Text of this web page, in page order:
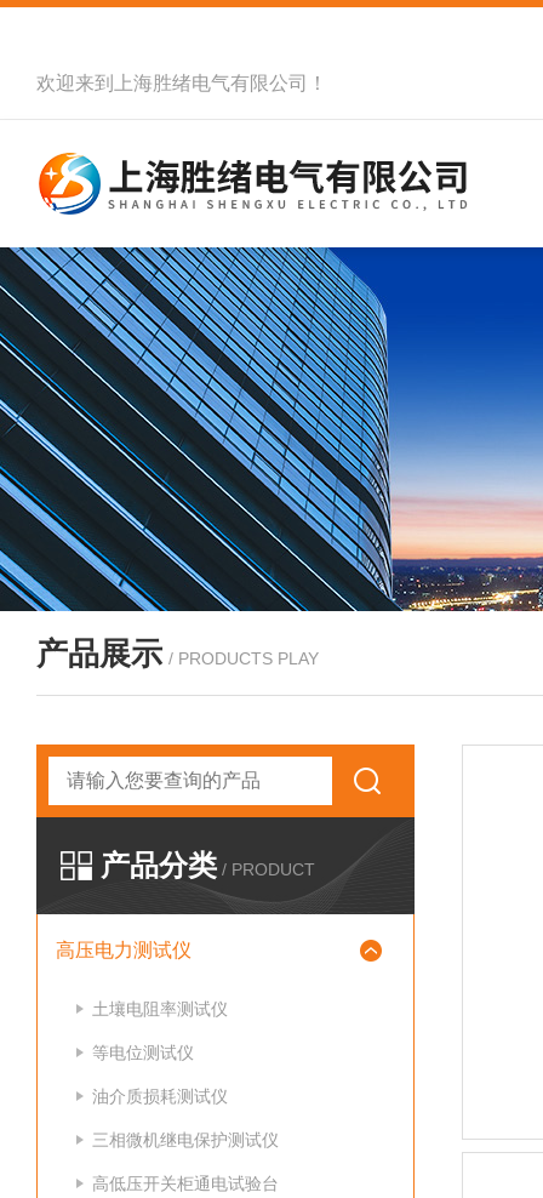
欢迎来到 上海胜绪电气有限公司 ！
产品展示 / PRODUCTS PLAY
产品分类 / PRODUCT
高压电力测试仪
土壤电阻率测试仪
等电位测试仪
油介质损耗测试仪
三相微机继电保护测试仪
高低压开关柜通电试验台